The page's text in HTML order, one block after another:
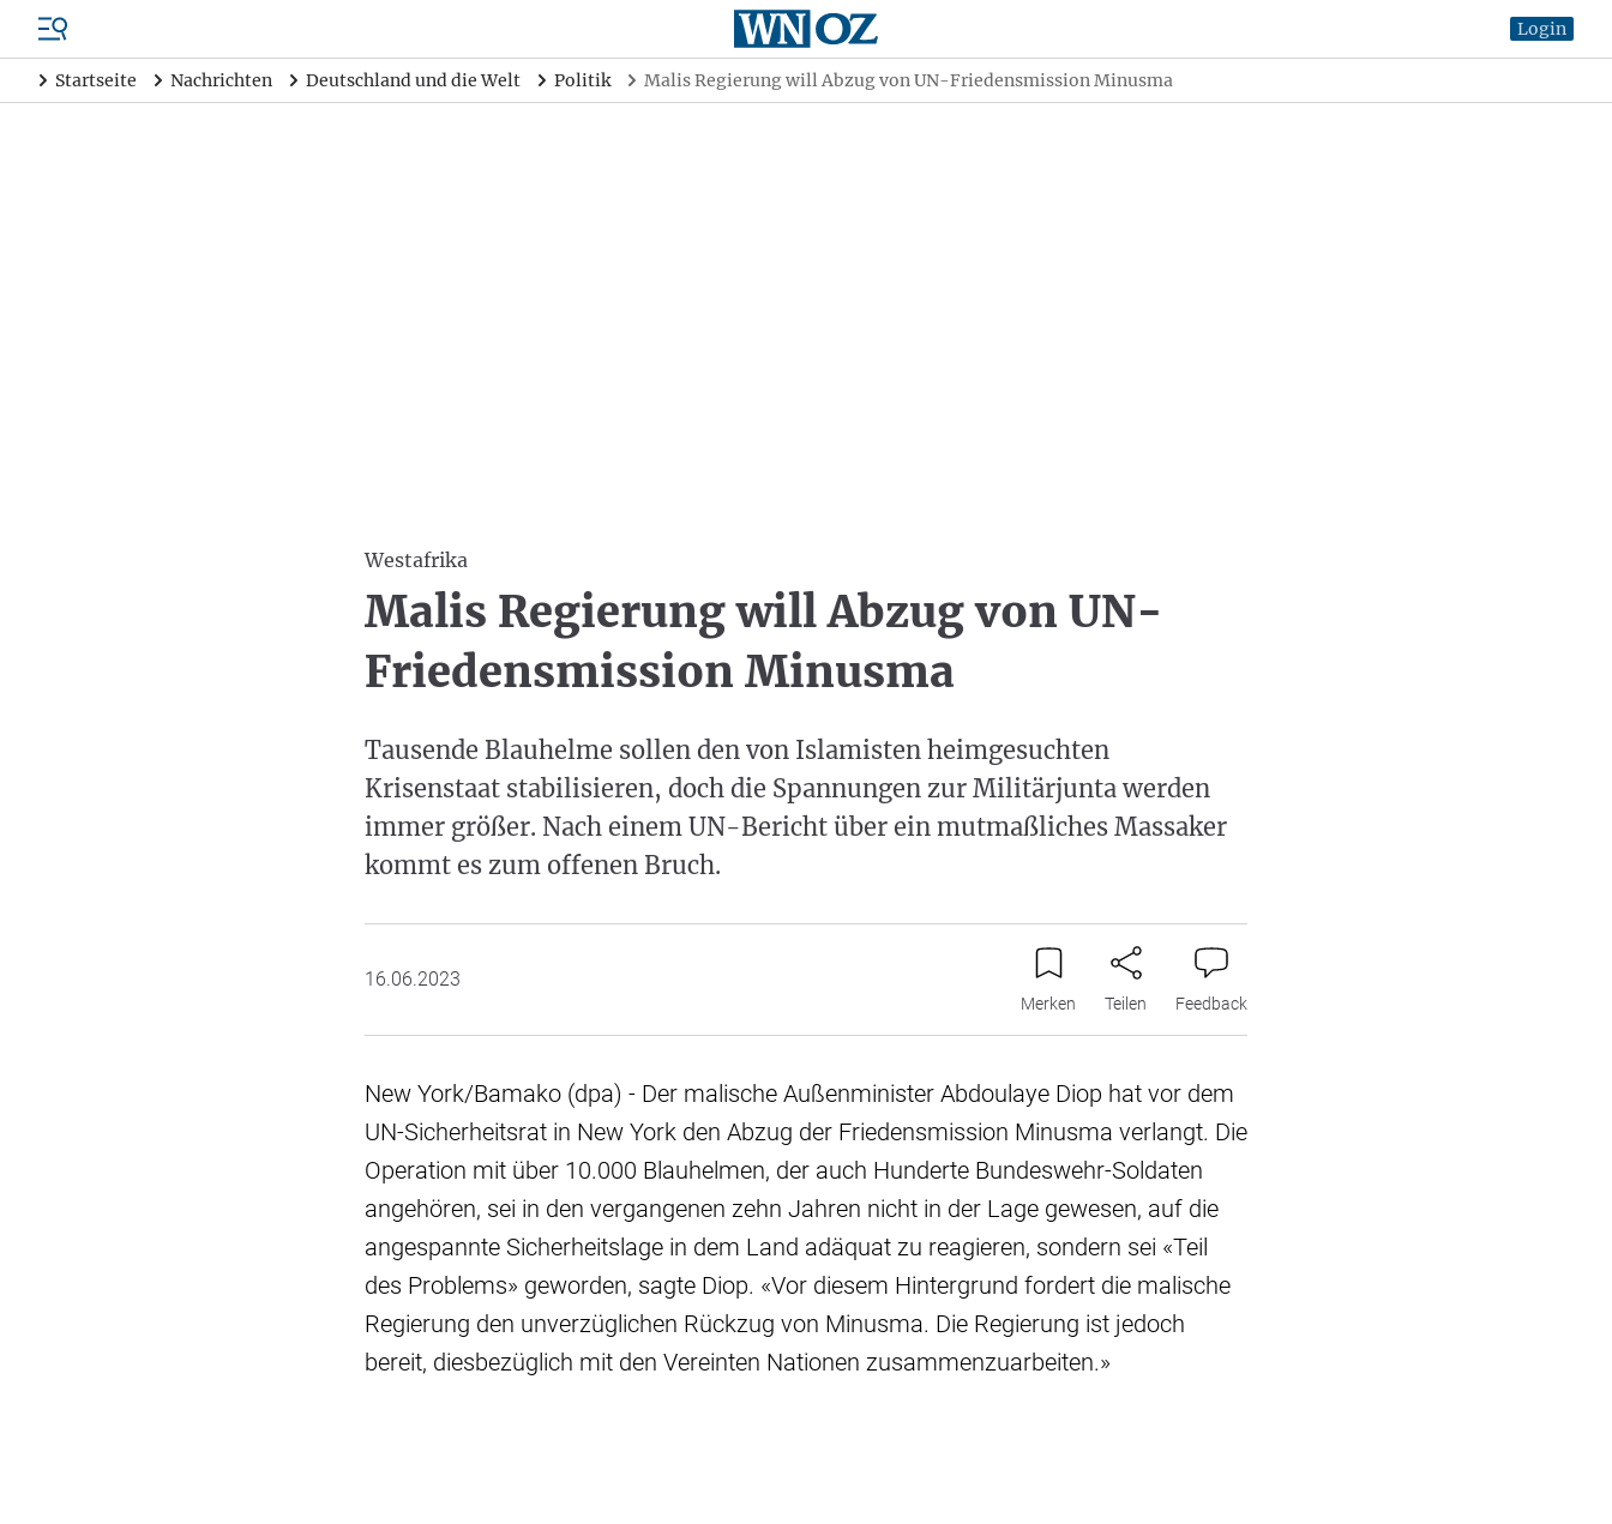
Login
Startseite Nachrichten Deutschland und die Welt Politik Malis Regierung will Abzug von UN-Friedensmission Minusma
Westafrika
Malis Regierung will Abzug von UN-
Friedensmission Minusma
Tausende Blauhelme sollen den von Islamisten heimgesuchten
Krisenstaat stabilisieren, doch die Spannungen zur Militärjunta werden
immer größer. Nach einem UN-Bericht über ein mutmaßliches Massaker
kommt es zum offenen Bruch.
16.06.2023
Merken Teilen Feedback
New York/Bamako (dpa) - Der malische Außenminister Abdoulaye Diop hat vor dem
UN-Sicherheitsrat in New York den Abzug der Friedensmission Minusma verlangt. Die
Operation mit über 10.000 Blauhelmen, der auch Hunderte Bundeswehr-Soldaten
angehören, sei in den vergangenen zehn Jahren nicht in der Lage gewesen, auf die
angespannte Sicherheitslage in dem Land adäquat zu reagieren, sondern sei «Teil
des Problems» geworden, sagte Diop. «Vor diesem Hintergrund fordert die malische
Regierung den unverzüglichen Rückzug von Minusma. Die Regierung ist jedoch
bereit, diesbezüglich mit den Vereinten Nationen zusammenzuarbeiten.»